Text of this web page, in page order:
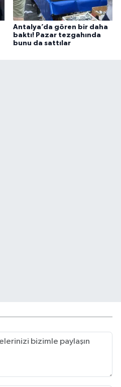
Antalya’da gören bir daha
baktı! Pazar tezgahında
bunu da sattılar